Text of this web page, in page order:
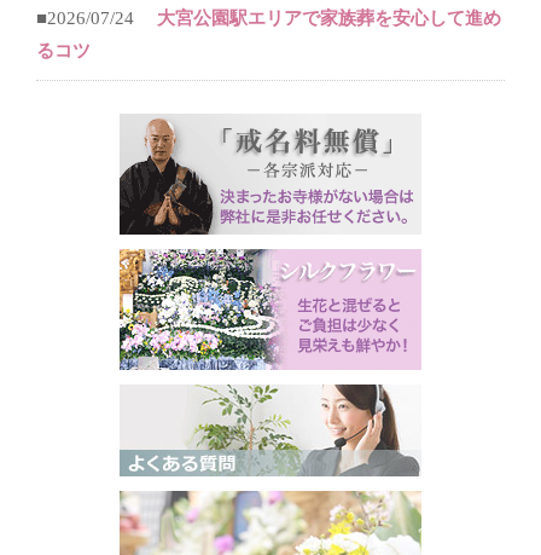
■2026/07/24
大宮公園駅エリアで家族葬を安心して進め
るコツ